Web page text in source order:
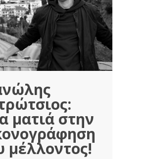
ματιά στην
μέλλοντος!